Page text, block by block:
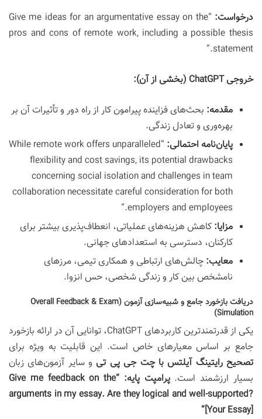
درخواست: “Give me ideas for an argumentative essay on the
pros and cons of remote work, including a possible thesis
statement.”
خروجی ChatGPT (بخشی از آن):
مقدمه: بحث‌های فزاینده پیرامون کار از راه دور و تأثیرات آن بر
بهره‌وری و تعادل زندگی.
پایان‌نامه احتمالی: “While remote work offers unparalleled
flexibility and cost savings, its potential drawbacks
concerning social isolation and challenges in team
collaboration necessitate careful consideration for both
employers and employees.”
مزایا: کاهش هزینه‌های عملیاتی، انعطاف‌پذیری بیشتر برای
کارکنان، دسترسی به استعدادهای جهانی.
معایب: چالش‌های ارتباطی و همکاری تیمی، مرزهای
نامشخص بین کار و زندگی شخصی، حس انزوا.
دریافت بازخورد جامع و شبیه‌سازی آزمون (Overall Feedback & Exam
Simulation)
یکی از قدرتمندترین کاربردهای ChatGPT، توانایی آن در ارائه بازخورد
جامع بر اساس معیارهای خاص است. این قابلیت به ویژه برای
تصحیح رایتینگ آیلتس با چت جی پی تی و سایر آزمون‌های زبان
بسیار ارزشمند است.پرامپت پایه: “Give me feedback on the
arguments in my essay. Are they logical and well-supported?
[Your Essay]”